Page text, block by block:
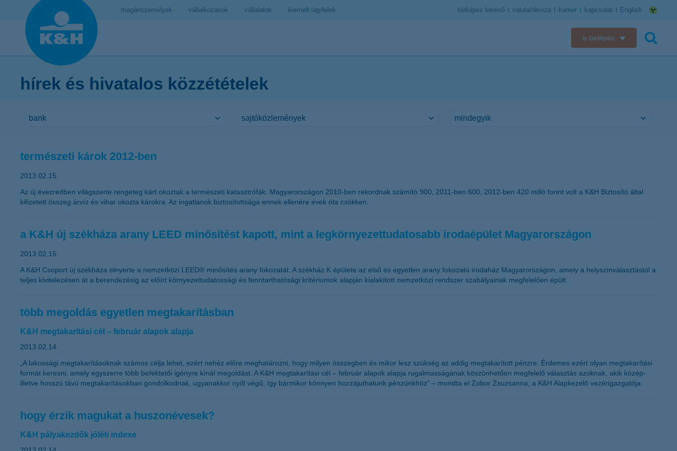
magánszemélyek vállalkozások vállalatok kiemelt ügyfelek térképes kereső valuta/deviza karrier kapcsolat English
e-belépés
K&H token megújítás
hírek és hivatalos közzétételek
természeti károk 2012-ben
2013.02.15.
Az új évezredben világszerte rengeteg kárt okoztak a természeti katasztrófák. Magyarországon 2010-ben rekordnak számító 900, 2011-ben 600, 2012-ben 420 milló forint volt a K&H Biztosító által
kifizetett összeg árvíz és vihar okozta károkra. Az ingatlanok biztosítottsága ennek ellenére évek óta csökken.
a K&H új székháza arany LEED minősítést kapott, mint a legkörnyezettudatosabb irodaépület Magyarországon
2013.02.15.
A K&H Csoport új székháza elnyerte a nemzetközi LEED® minősítés arany fokozatát. A székház K épülete az első és egyetlen arany fokozatú irodaház Magyarországon, amely a helyszínválasztástól a
teljes kivitelezésen át a berendezésig az előírt környezettudatossági és fenntarthatósági kritériumok alapján kialakított nemzetközi rendszer szabályainak megfelelően épült.
több megoldás egyetlen megtakarításban
K&H megtakarítási cél – február alapok alapja
2013.02.14.
„A lakossági megtakarításoknak számos célja lehet, ezért nehéz előre meghatározni, hogy milyen összegben és mikor lesz szükség az addig megtakarított pénzre. Érdemes ezért olyan megtakarítási
formát keresni, amely egyszerre több befektetői igényre kínál megoldást. A K&H megtakarítási cél – február alapok alapja rugalmasságának köszönhetően megfelelő választás azoknak, akik közép-
illetve hosszú távú megtakarításokban gondolkodnak, ugyanakkor nyílt végű, így bármikor könnyen hozzájuthatunk pénzünkhöz” – mondta el Zobor Zsuzsanna, a K&H Alapkezelő vezérigazgatója.
hogy érzik magukat a huszonévesek?
K&H pályakezdők jóléti indexe